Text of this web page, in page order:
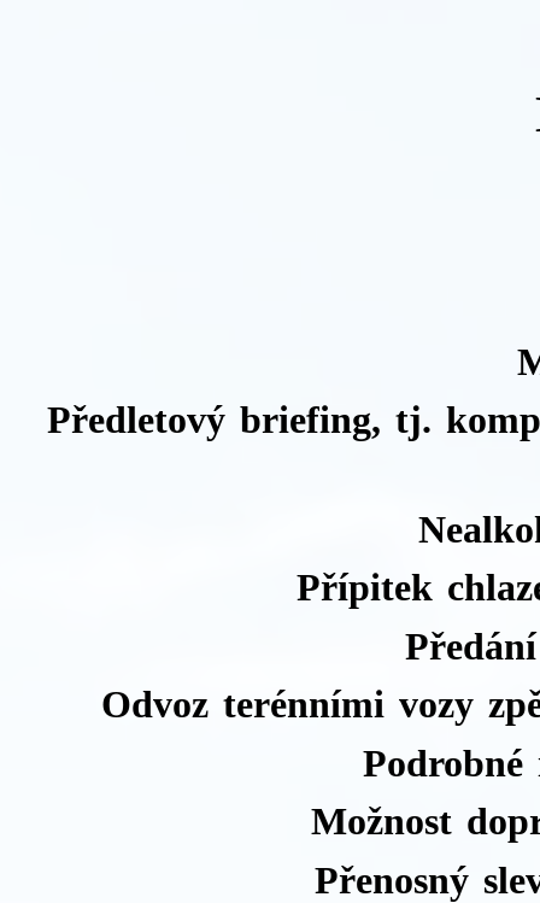
Předletový briefing, tj.
Přípitek
Odvoz terénními vozy
Podrobné
Možnost
Přenosný